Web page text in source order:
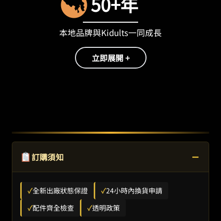
本地品牌與Kidults一同成長
立即展開 +
訂購須知 −
✓全新出廠狀態保證 ✓24小時內換貨申請
✓配件齊全檢查 ✓透明政策